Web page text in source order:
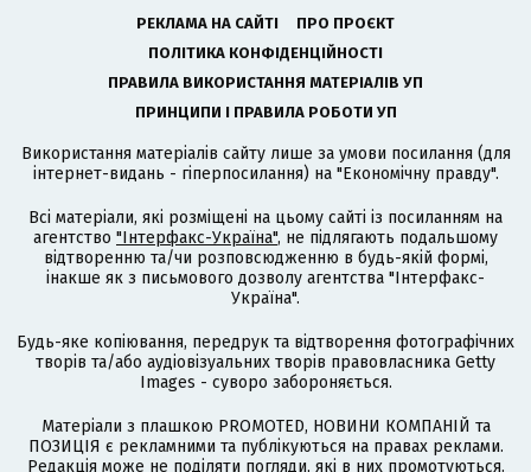
РЕКЛАМА НА САЙТІ
ПРО ПРОЄКТ
ПОЛІТИКА КОНФІДЕНЦІЙНОСТІ
ПРАВИЛА ВИКОРИСТАННЯ МАТЕРІАЛІВ УП
ПРИНЦИПИ І ПРАВИЛА РОБОТИ УП
Використання матеріалів сайту лише за умови посилання (для
інтернет-видань - гіперпосилання) на "Економічну правду".
Всі матеріали, які розміщені на цьому сайті із посиланням на
агентство "Інтерфакс-Україна", не підлягають подальшому
відтворенню та/чи розповсюдженню в будь-якій формі,
інакше як з письмового дозволу агентства "Інтерфакс-
Україна".
Будь-яке копіювання, передрук та відтворення фотографічних
творів та/або аудіовізуальних творів правовласника Getty
Images - суворо забороняється.
Матеріали з плашкою PROMOTED, НОВИНИ КОМПАНІЙ та
ПОЗИЦІЯ є рекламними та публікуються на правах реклами.
Редакція може не поділяти погляди, які в них промотуються.